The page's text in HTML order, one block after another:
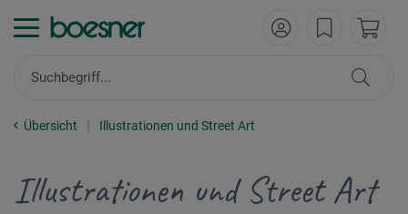
Übersicht Illustrationen und Street Art
Illustrationen und Street Art